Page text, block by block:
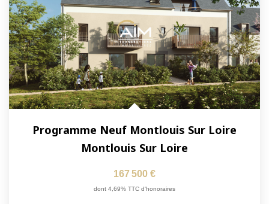
Programme Neuf Montlouis Sur Loire
Montlouis Sur Loire
167 500 €
dont 4,69% TTC d'honoraires